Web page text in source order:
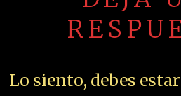
Lo siento, debes estar